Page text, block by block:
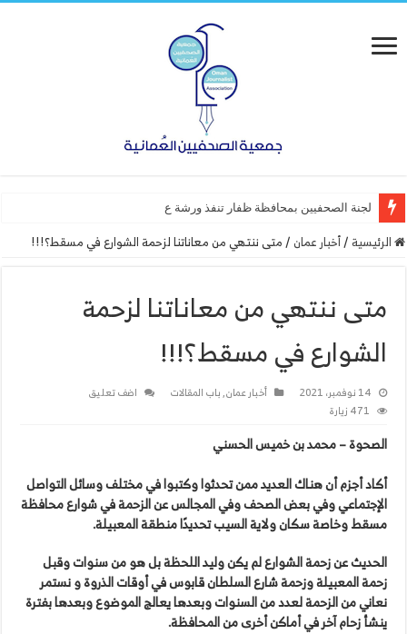
لجنة الصحفيين بمحافظة ظفار تنفذ ورشة عمل “أساسيات التص
الرئيسية /أخبار عمان /متى ننتهي من معاناتنا لزحمة الشوارع في مسقط؟!!!
متى ننتهي من معاناتنا لزحمة
الشوارع في مسقط؟!!!
14 نوفمبر، 2021 أخبار عمان,باب المقالات
اضف تعليق
471 زيارة
الصحوة – محمد بن خميس الحسني
أكاد أجزم أن هناك العديد ممن تحدثوا وكتبوا في مختلف وسائل التواصل
الإجتماعي وفي بعض الصحف وفي المجالس عن الزحمة في شوارع محافظة
مسقط وخاصة سكان ولاية السيب تحديدًا منطقة المعبيلة.
الحديث عن زحمة الشوارع لم يكن وليد اللحظة بل هو من سنوات وقبل
زحمة المعبيلة وزحمة شارع السلطان قابوس في أوقات الذروة و نستمر
نعاني من الزحمة لعدد من السنوات وبعدها يعالج الموضوع وبعدها بفترة
ينشأ زحام آخر في أماكن أخرى من المحافظة.